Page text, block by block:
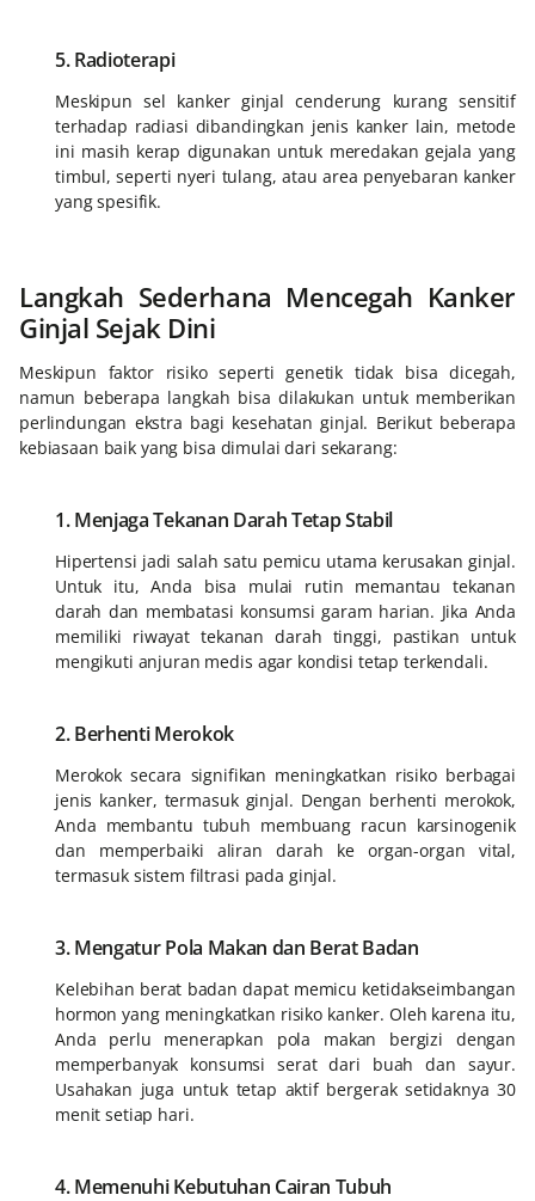
5. Radioterapi
Meskipun sel kanker ginjal cenderung kurang sensitif
terhadap radiasi dibandingkan jenis kanker lain, metode
ini masih kerap digunakan untuk meredakan gejala yang
timbul, seperti nyeri tulang, atau area penyebaran kanker
yang spesifik.
Langkah Sederhana Mencegah Kanker
Ginjal Sejak Dini
Meskipun faktor risiko seperti genetik tidak bisa dicegah,
namun beberapa langkah bisa dilakukan untuk memberikan
perlindungan ekstra bagi kesehatan ginjal. Berikut beberapa
kebiasaan baik yang bisa dimulai dari sekarang:
1. Menjaga Tekanan Darah Tetap Stabil
Hipertensi jadi salah satu pemicu utama kerusakan ginjal.
Untuk itu, Anda bisa mulai rutin memantau tekanan
darah dan membatasi konsumsi garam harian. Jika Anda
memiliki riwayat tekanan darah tinggi, pastikan untuk
mengikuti anjuran medis agar kondisi tetap terkendali.
2. Berhenti Merokok
Merokok secara signifikan meningkatkan risiko berbagai
jenis kanker, termasuk ginjal. Dengan berhenti merokok,
Anda membantu tubuh membuang racun karsinogenik
dan memperbaiki aliran darah ke organ-organ vital,
termasuk sistem filtrasi pada ginjal.
3. Mengatur Pola Makan dan Berat Badan
Kelebihan berat badan dapat memicu ketidakseimbangan
hormon yang meningkatkan risiko kanker. Oleh karena itu,
Anda perlu menerapkan pola makan bergizi dengan
memperbanyak konsumsi serat dari buah dan sayur.
Usahakan juga untuk tetap aktif bergerak setidaknya 30
menit setiap hari.
4. Memenuhi Kebutuhan Cairan Tubuh